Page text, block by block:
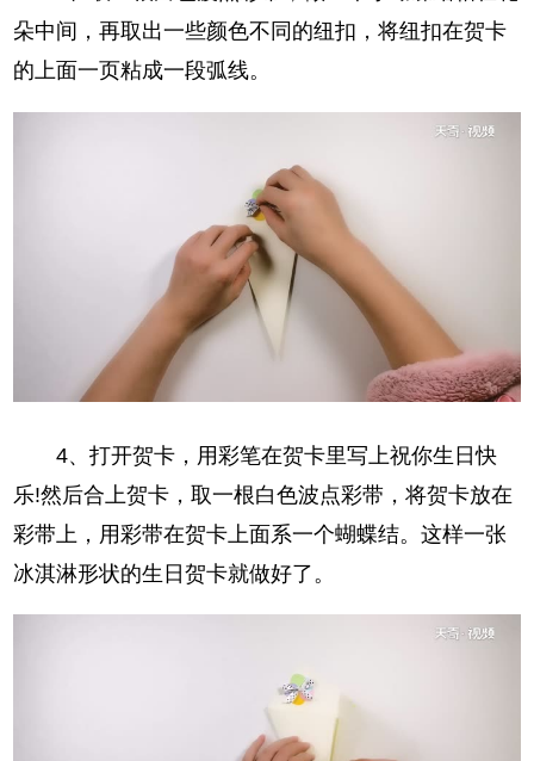
朵中间，再取出一些颜色不同的纽扣，将纽扣在贺卡
的上面一页粘成一段弧线。
4、打开贺卡，用彩笔在贺卡里写上祝你生日快
乐!然后合上贺卡，取一根白色波点彩带，将贺卡放在
彩带上，用彩带在贺卡上面系一个蝴蝶结。这样一张
冰淇淋形状的生日贺卡就做好了。